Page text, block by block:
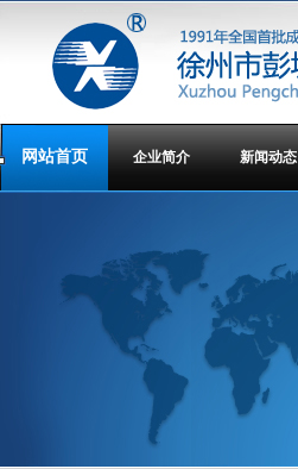
网站首页 企业简介 新闻动态